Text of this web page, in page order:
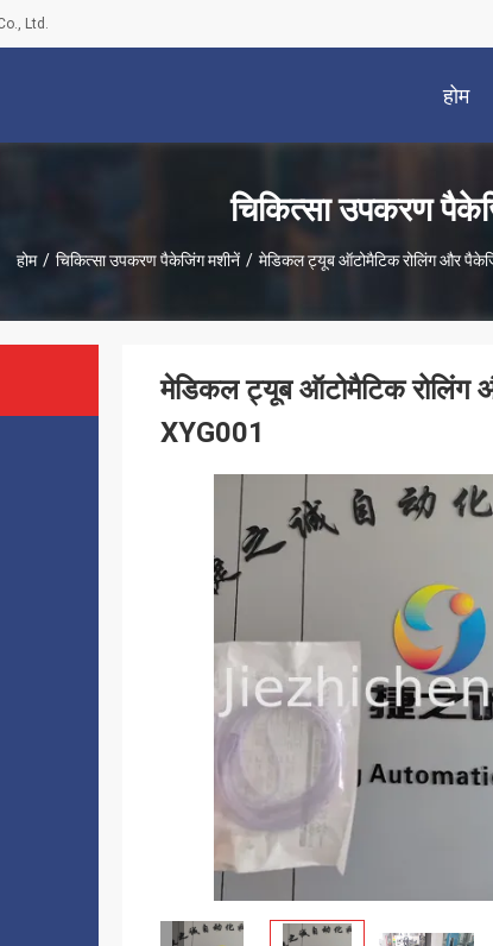
Ltd.
होम
चिकित्सा उपकरण
होम / चिकित्सा उपकरण पैकेजिंग मशीनें / मेडिकल ट्यूब ऑटोमैटिक रोलिंग और
मेडिकल ट्यूब ऑटोमैटिक
XYG001